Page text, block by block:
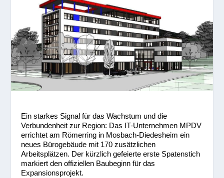
Ein starkes Signal für das Wachstum und die
Verbundenheit zur Region: Das IT-Unternehmen MPDV
errichtet am Römerring in Mosbach-Diedesheim ein
neues Bürogebäude mit 170 zusätzlichen
Arbeitsplätzen. Der kürzlich gefeierte erste Spatenstich
markiert den offiziellen Baubeginn für das
Expansionsprojekt.